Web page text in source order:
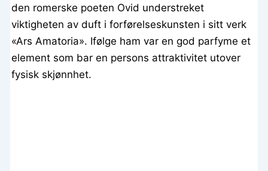
den romerske poeten Ovid understreket
viktigheten av duft i forførelseskunsten i sitt verk
«Ars Amatoria». Ifølge ham var en god parfyme et
element som bar en persons attraktivitet utover
fysisk skjønnhet.